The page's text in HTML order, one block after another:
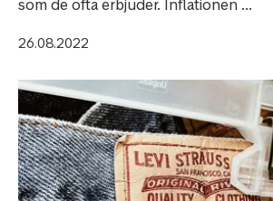
som de ofta erbjuder. Inflationen ...
26.08.2022